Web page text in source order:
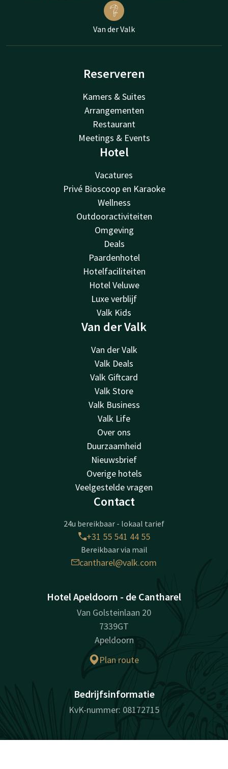
Van der Valk
Reserveren
Kamers & Suites
Arrangementen
Restaurant
Meetings & Events
Hotel
Vacatures
Privé Bioscoop en Karaoke
Wellness
Outdooractiviteiten
Omgeving
Deals
Paardenhotel
Hotelfaciliteiten
Hotel Veluwe
Luxe verblijf
Valk Kids
Van der Valk
Van der Valk
Valk Deals
Valk Giftcard
Valk Store
Valk Business
Valk Life
Over ons
Duurzaamheid
Nieuwsbrief
Overige hotels
Veelgestelde vragen
Contact
24u bereikbaar - lokaal tarief
+31 55 541 44 55
Bereikbaar via mail
cantharel@valk.com
Hotel Apeldoorn - de Cantharel
Van Golsteinlaan 20
7339GT
Apeldoorn
Plan route
Bedrijfsinformatie
KvK-nummer: 08172715